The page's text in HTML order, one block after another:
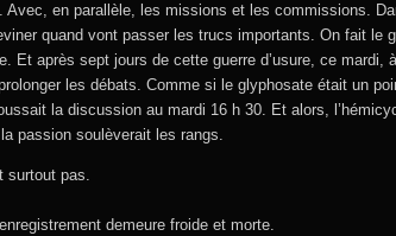
Avec, en parallèle, les missions et les commissions.
quand vont passer les trucs importants. On fait le
Et après sept jours de cette guerre d’usure, ce
les débats. Comme si le glyphosate était un
la discussion au mardi 16 h 30. Et alors,
passion soulèverait les rangs.
surtout pas.
demeure froide et morte.